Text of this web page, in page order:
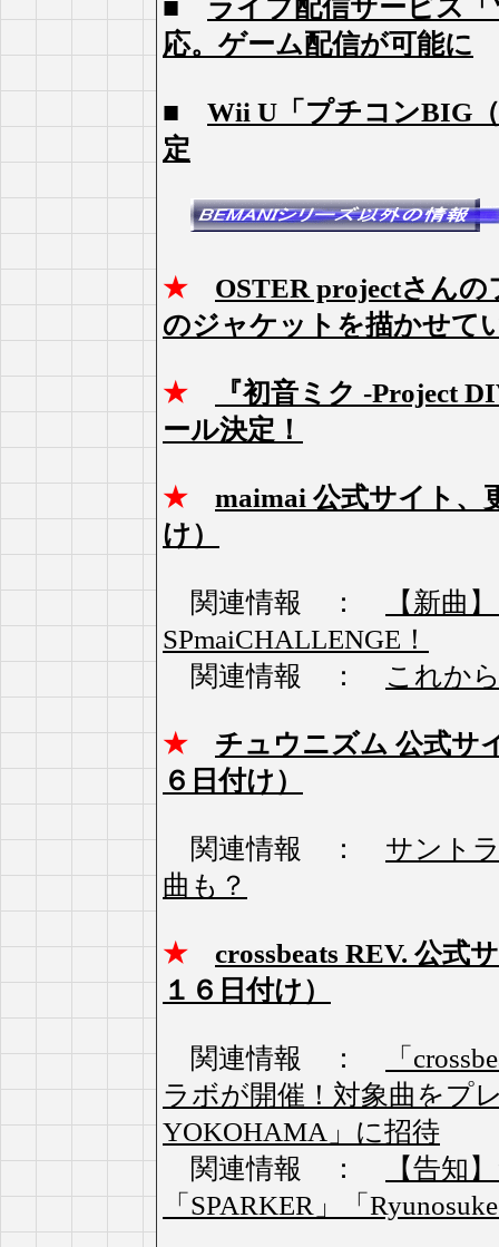
■ ライブ配信サービス
応。ゲーム配信が可能に
■ Wii U「プチコンBIG
定
★
OSTER projectさんの
のジャケットを描かせて
★
『初音ミク -Project
ール決定！
★
maimai 公式サイト、
け）
関連情報 ：
【新曲
SPmaiCHALLENGE！
関連情報 ：
これか
★
チュウニズム 公式サ
６日付け）
関連情報 ： サント
曲も？
★
crossbeats REV. 公式
１６日付け）
関連情報 ：
「
ラボが開催！対象曲をプ
YOKOHAMA」に招待
関連情報 ：
【告知
「SPARKER」「